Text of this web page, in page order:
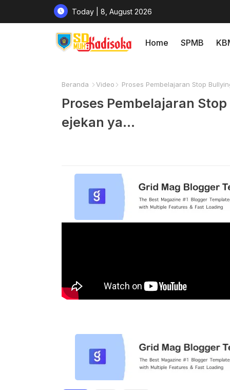
Today | 8, August 2026
Home SPMB
Beranda Video Proses Pembelajaran Stop
Proses Pembelajaran
ejekan ya...